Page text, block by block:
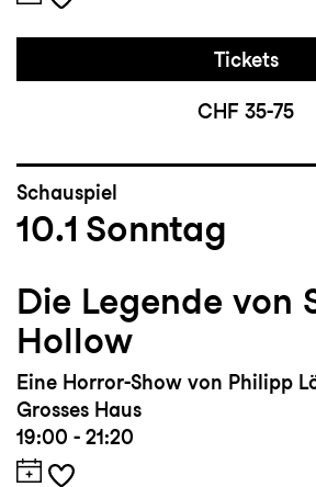
Tickets
CHF 35-75
Schauspiel
10.1 Sonntag
Die Legende von
Hollow
Eine Horror-Show von Philipp
Grosses Haus
19:00 - 21:20